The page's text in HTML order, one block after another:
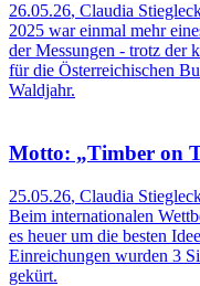
26.05.26, Claudia
2025 war einmal mehr
der Messungen - trotz der
für die Österreichischen
Waldjahr.
Motto: „Timber on
25.05.26, Claudia
Beim internationalen
es heuer um die besten
Einreichungen wurden 3
gekürt.